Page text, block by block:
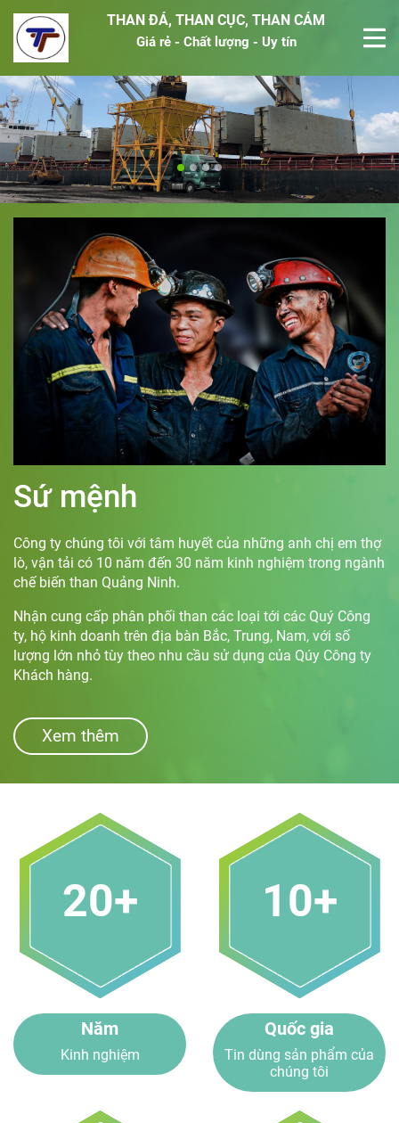
THAN ĐÁ, THAN CỤC, THAN CÁM
Giá rẻ - Chất lượng - Uy tín
Sứ mệnh
Công ty chúng tôi với tâm huyết của những anh chị em thợ
lò, vận tải có 10 năm đến 30 năm kinh nghiệm trong ngành
chế biến than Quảng Ninh.
Nhận cung cấp phân phối than các loại tới các Quý Công
ty, hộ kinh doanh trên địa bàn Bắc, Trung, Nam, với số
lượng lớn nhỏ tùy theo nhu cầu sử dụng của Qúy Công ty
Khách hàng.
Xem thêm
20+
Năm
Kinh nghiệm
10+
Quốc gia
Tin dùng sản phẩm của
chúng tôi